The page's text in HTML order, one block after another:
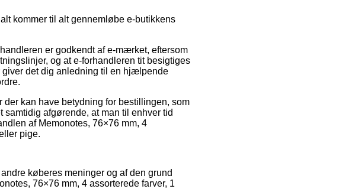
kommer til alt gennemløbe e-butikkens
er godkendt af e-mærket, eftersom
og at e-forhandleren tit besigtiges
giver det dig anledning til en hjælpende
kan have betydning for bestillingen, som
afgørende, at man til enhver tid
af Memonotes, 76×76 mm, 4
pige.
køberes meninger og af den grund
76×76 mm, 4 assorterede farver, 1